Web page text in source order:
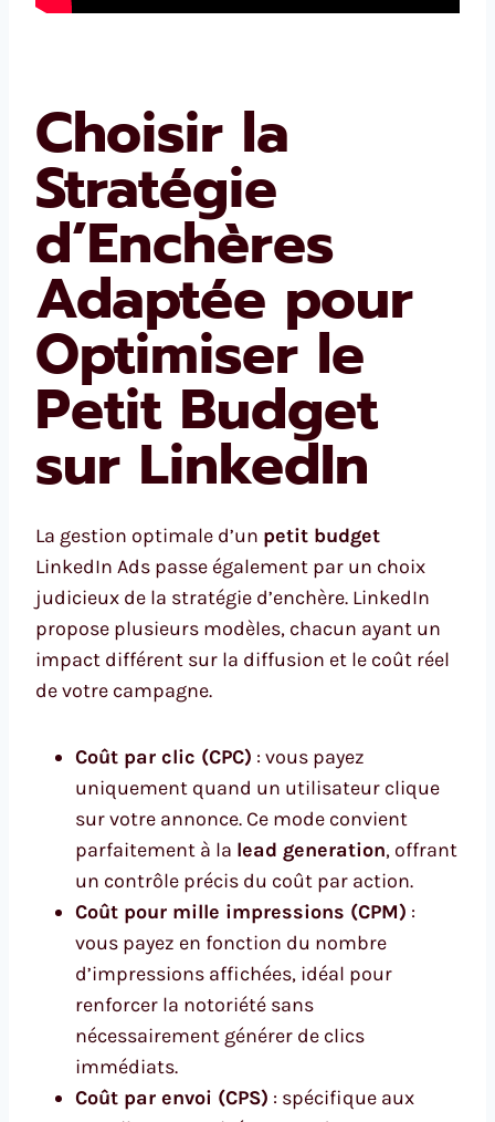
Choisir la
Stratégie
d’Enchères
Adaptée pour
Optimiser le
Petit Budget
sur LinkedIn
La gestion optimale d’un petit budget
LinkedIn Ads passe également par un choix
judicieux de la stratégie d’enchère. LinkedIn
propose plusieurs modèles, chacun ayant un
impact différent sur la diffusion et le coût réel
de votre campagne.
Coût par clic (CPC) : vous payez
uniquement quand un utilisateur clique
sur votre annonce. Ce mode convient
parfaitement à la lead generation, offrant
un contrôle précis du coût par action.
Coût pour mille impressions (CPM) :
vous payez en fonction du nombre
d’impressions affichées, idéal pour
renforcer la notoriété sans
nécessairement générer de clics
immédiats.
Coût par envoi (CPS) : spécifique aux